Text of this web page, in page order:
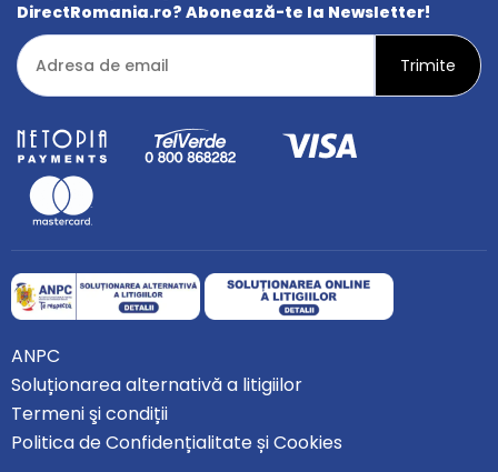
DirectRomania.ro? Abonează-te la Newsletter!
ANPC
Soluționarea alternativă a litigiilor
Termeni şi condiții
Politica de Confidențialitate și Cookies